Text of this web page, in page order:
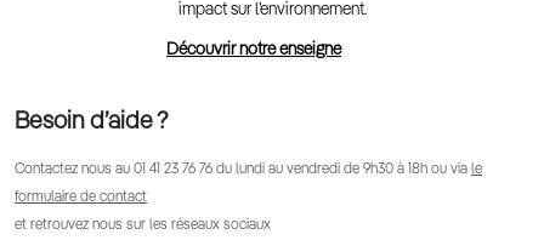
impact sur l’environnement.
Découvrir notre enseigne
Besoin d’aide ?
Contactez nous au 01 41 23 76 76 du lundi au vendredi de 9h30 à 18h ou via le
formulaire de contact
et retrouvez nous sur les réseaux sociaux